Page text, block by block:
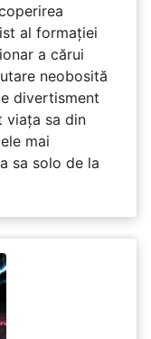
al formației
a cărui
neobosită
divertisment
viața sa din
mai
sa solo de la